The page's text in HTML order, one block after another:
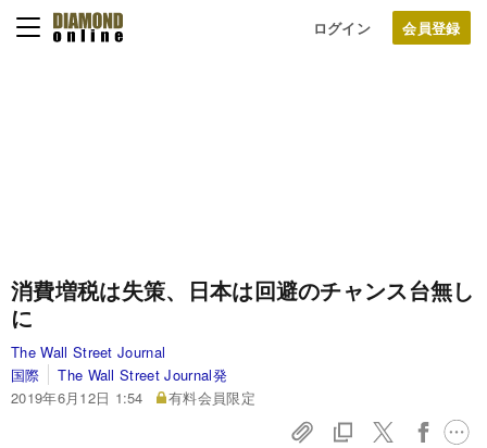
ログイン
消費増税は失策、日本は回避のチャンス台無し
に
The Wall Street Journal
国際
The Wall Street Journal発
2019年6月12日 1:54
有料会員限定